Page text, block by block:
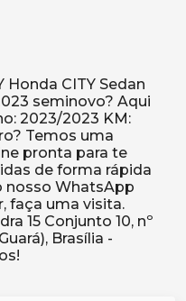
Honda CITY Sedan
seminovo? Aqui
2023/2023 KM:
Temos uma
pronta para te
de forma rápida
nosso WhatsApp
faça uma visita.
15 Conjunto 10, nº
Brasília -